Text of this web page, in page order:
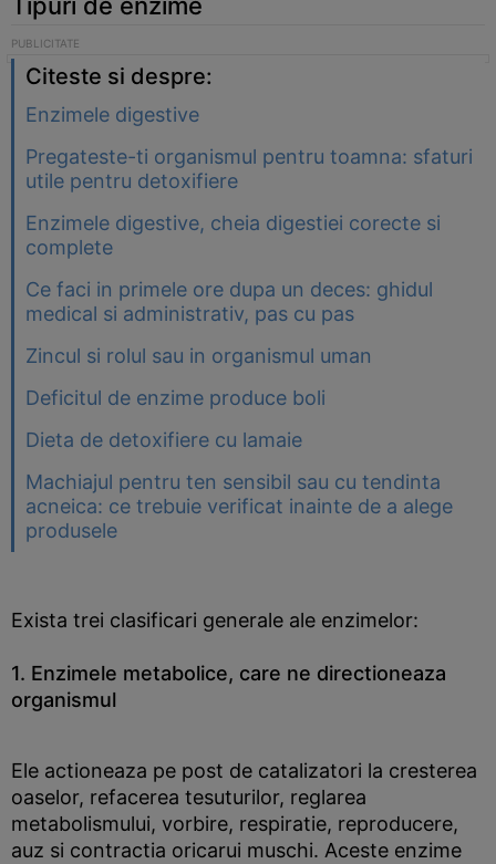
Citeste si despre:
Enzimele digestive
Pregateste-ti organismul pentru toamna: sfaturi
utile pentru detoxifiere
Enzimele digestive, cheia digestiei corecte si
complete
Ce faci in primele ore dupa un deces: ghidul
medical si administrativ, pas cu pas
Zincul si rolul sau in organismul uman
Deficitul de enzime produce boli
Dieta de detoxifiere cu lamaie
Machiajul pentru ten sensibil sau cu tendinta
acneica: ce trebuie verificat inainte de a alege
produsele
Exista trei clasificari generale ale enzimelor:
1. Enzimele metabolice, care ne directioneaza
organismul
Ele actioneaza pe post de catalizatori la cresterea
oaselor, refacerea tesuturilor, reglarea
metabolismului, vorbire, respiratie, reproducere,
auz si contractia oricarui muschi. Aceste enzime